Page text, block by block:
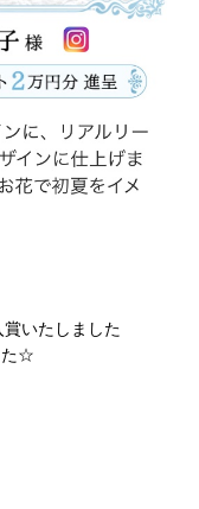
賞いたしました
た☆